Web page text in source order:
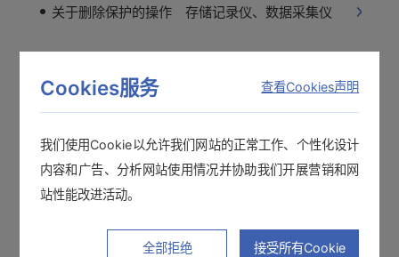
关于删除保护的操作 存储记录仪、数据采集仪
电流记录的设置方法 MR8870-30+9018-50
MR8870-30的电源无法启动 电池
记录长度为“连续”时的记录时间 MR8870-30
Cookies服务 查看Cookies声明
我们使用Cookie以允许我们网站的正常工作、个性化设计
内容和广告、分析网站使用情况并协助我们开展营销和网
站性能改进活动。
全部拒绝 接受所有Cookie